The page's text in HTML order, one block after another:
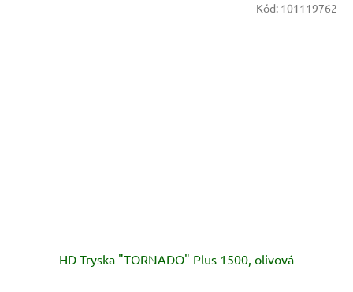
HD-Tryska "TORNADO" Plus 1500, olivová
Kód: 101119762